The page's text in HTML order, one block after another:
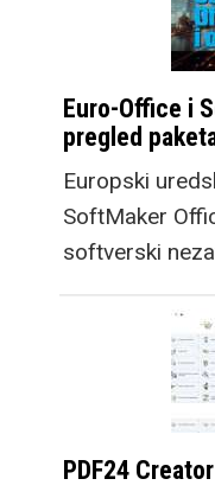
Euro-Office i
pregled
Europski
SoftMaker
softverski
PDF24 Creator